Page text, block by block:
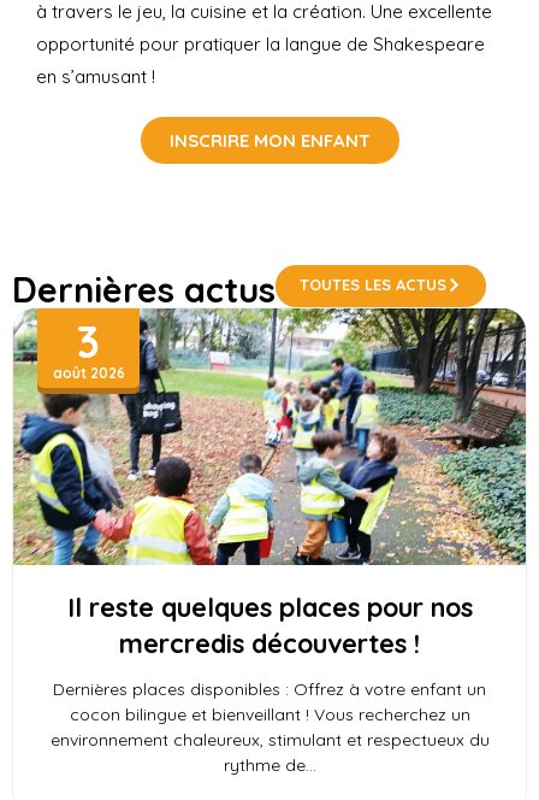
à travers le jeu, la cuisine et la création. Une excellente
opportunité pour pratiquer la langue de Shakespeare
en s’amusant !
INSCRIRE MON ENFANT
Dernières actus TOUTES LES ACTUS
Il reste quelques places pour nos
mercredis découvertes !
3
août 2026
Dernières places disponibles : Offrez à votre enfant un
cocon bilingue et bienveillant ! Vous recherchez un
environnement chaleureux, stimulant et respectueux du
rythme de